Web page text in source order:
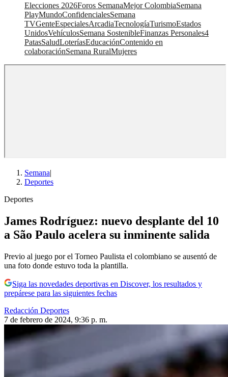
Elecciones 2026Foros SemanaMejor ColombiaSemana
PlayMundoConfidencialesSemana
TVGenteEspecialesArcadiaTecnologíaTurismoEstados
UnidosVehículosSemana SostenibleFinanzas Personales4
PatasSaludLoteríasEducaciónContenido en
colaboraciónSemana RuralMujeres
Semana|
Deportes
Deportes
James Rodríguez: nuevo desplante del 10
a São Paulo acelera su inminente salida
Previo al juego por el Torneo Paulista el colombiano se ausentó de
una foto donde estuvo toda la plantilla.
Siga las novedades deportivas en Discover, los resultados y
prepárese para las siguientes fechas
Redacción Deportes
7 de febrero de 2024, 9:36 p. m.